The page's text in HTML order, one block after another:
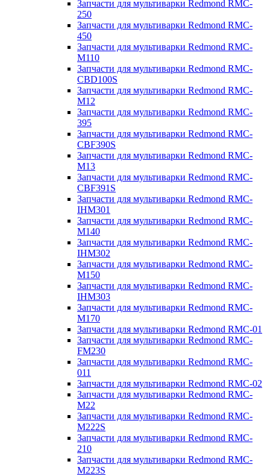
Запчасти для мультиварки Redmond RMC-
250
Запчасти для мультиварки Redmond RMC-
450
Запчасти для мультиварки Redmond RMC-
M110
Запчасти для мультиварки Redmond RMC-
CBD100S
Запчасти для мультиварки Redmond RMC-
M12
Запчасти для мультиварки Redmond RMC-
395
Запчасти для мультиварки Redmond RMC-
CBF390S
Запчасти для мультиварки Redmond RMC-
M13
Запчасти для мультиварки Redmond RMC-
CBF391S
Запчасти для мультиварки Redmond RMC-
IHM301
Запчасти для мультиварки Redmond RMC-
M140
Запчасти для мультиварки Redmond RMC-
IHM302
Запчасти для мультиварки Redmond RMC-
M150
Запчасти для мультиварки Redmond RMC-
IHM303
Запчасти для мультиварки Redmond RMC-
M170
Запчасти для мультиварки Redmond RMC-01
Запчасти для мультиварки Redmond RMC-
FM230
Запчасти для мультиварки Redmond RMC-
011
Запчасти для мультиварки Redmond RMC-02
Запчасти для мультиварки Redmond RMC-
M22
Запчасти для мультиварки Redmond RMC-
M222S
Запчасти для мультиварки Redmond RMC-
210
Запчасти для мультиварки Redmond RMC-
M223S